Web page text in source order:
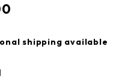
shipping available